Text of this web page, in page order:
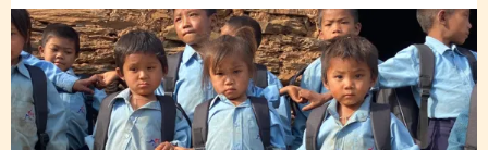
Springe
zum
Inhalt